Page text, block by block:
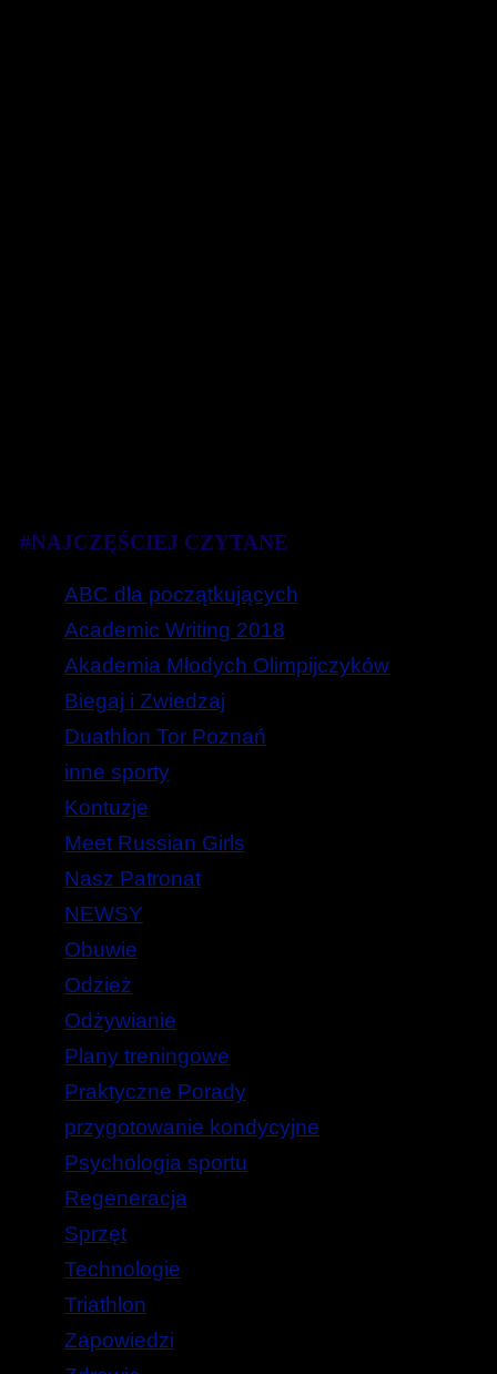
#NAJCZĘŚCIEJ CZYTANE
ABC dla początkujących
Academic Writing 2018
Akademia Młodych Olimpijczyków
Biegaj i Zwiedzaj
Duathlon Tor Poznań
inne sporty
Kontuzje
Meet Russian Girls
Nasz Patronat
NEWSY
Obuwie
Odzież
Odżywianie
Plany treningowe
Praktyczne Porady
przygotowanie kondycyjne
Psychologia sportu
Regeneracja
Sprzęt
Technologie
Triathlon
Zapowiedzi